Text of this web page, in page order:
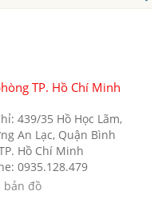
TP. Hồ Chí Minh
439/35 Hồ Học Lãm,
An Lạc, Quận Bình
Hồ Chí Minh
0935.128.479
bản đồ